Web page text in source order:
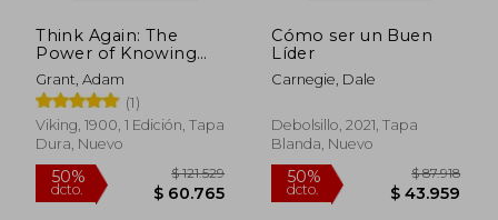
Think Again: The
Power of Knowing
What You Don't
Know (en Inglés)
Grant, Adam
(1)
Viking, 1900, 1 Edición, Tapa
Dura, Nuevo
Cómo ser un Buen
Líder
Carnegie, Dale
Debolsillo, 2021, Tapa
Blanda, Nuevo